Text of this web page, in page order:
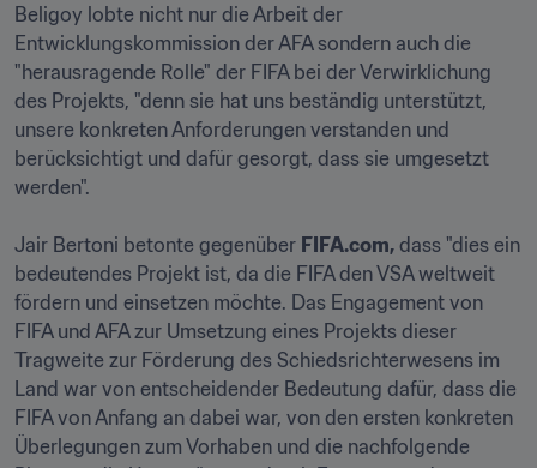
Beligoy lobte nicht nur die Arbeit der
Entwicklungskommission der AFA sondern auch die
"herausragende Rolle" der FIFA bei der Verwirklichung
des Projekts, "denn sie hat uns beständig unterstützt,
unsere konkreten Anforderungen verstanden und
berücksichtigt und dafür gesorgt, dass sie umgesetzt
werden".
Jair Bertoni betonte gegenüber FIFA.com, dass "dies ein
bedeutendes Projekt ist, da die FIFA den VSA weltweit
fördern und einsetzen möchte. Das Engagement von
FIFA und AFA zur Umsetzung eines Projekts dieser
Tragweite zur Förderung des Schiedsrichterwesens im
Land war von entscheidender Bedeutung dafür, dass die
FIFA von Anfang an dabei war, von den ersten konkreten
Überlegungen zum Vorhaben und die nachfolgende